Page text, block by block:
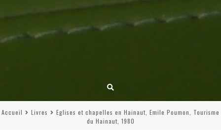
Accueil Livres
Eglises et chapelles en Hainaut, Emile Poumon, Tourisme
du Hainaut, 1980